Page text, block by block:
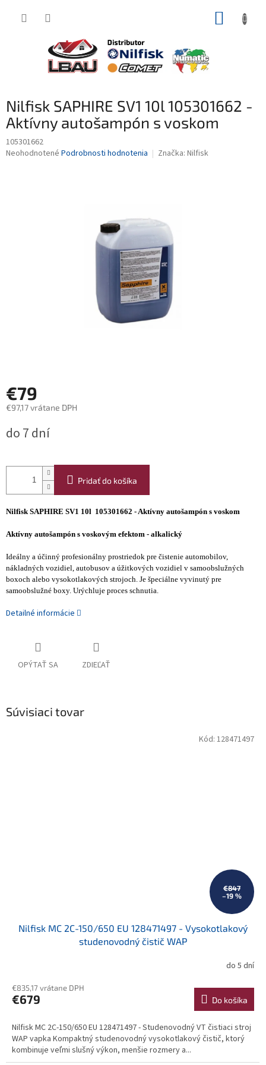
Nilfisk SAPHIRE SV1 10l 105301662 -
Aktívny autošampón s voskom
105301662
Priemerné
Neohodnotené Podrobnosti hodnotenia Značka: Nilfisk
€79
€97,17 vrátane DPH
cena:
do 7 dní
Pridať do košíka
Nilfisk SAPHIRE SV1 10l 105301662 - Aktívny autošampón s voskom
Aktívny autošampón s voskovým efektom - alkalický
Ideálny a účinný profesionálny prostriedok pre čistenie automobilov,
nákladných vozidiel, autobusov a úžitkových vozidiel v samoobslužných
boxoch alebo vysokotlakových strojoch. Je špeciálne vyvinutý pre
samoobslužné boxy. Urýchluje proces schnutia.
Detailné informácie
OPÝTAŤ SA ZDIEĽAŤ
Súvisiaci tovar
€847
–19 %
Nilfisk MC 2C-150/650 EU 128471497 - Vysokotlakový
studenovodný čistič WAP
do 5 dní
€835,17 vrátane DPH
€679 Do košíka
Nilfisk MC 2C-150/650 EU 128471497 - Studenovodný VT čistiaci stroj
WAP vapka Kompaktný studenovodný vysokotlakový čistič, ktorý
kombinuje veľmi slušný výkon, menšie rozmery a...
Kód: 128471497